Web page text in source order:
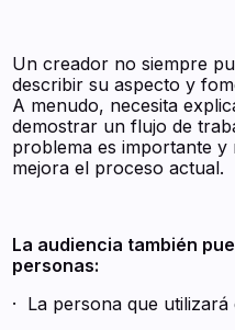
Un creador no siempre
describir su aspecto y
A menudo, necesita
demostrar un flujo de
problema es importante
mejora el proceso actual.
La audiencia también
personas:
· La persona que